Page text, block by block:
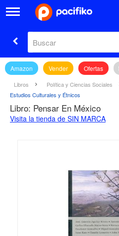
Amazon Vender Ofertas
Libros Política y Ciencias Sociales
Estudios Culturales y Étnicos
Libro: Pensar En México
Visita la tienda de SIN MARCA